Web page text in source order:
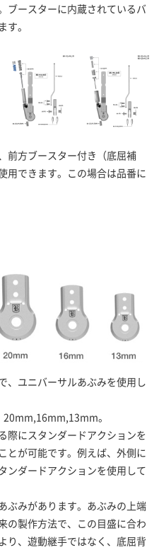
ブースターに内蔵されているバ
。
前方ブースター付き（底屈補
用できます。この場合は品番に
、ユニバーサルあぶみを使用し
。
際にスタンダードアクションを
とが可能です。例えば、外側に
ンダードアクションを使用して
ぶみがあります。あぶみの上端
の製作方法で、この目盛に合わ
り、遊動継手ではなく、底屈背